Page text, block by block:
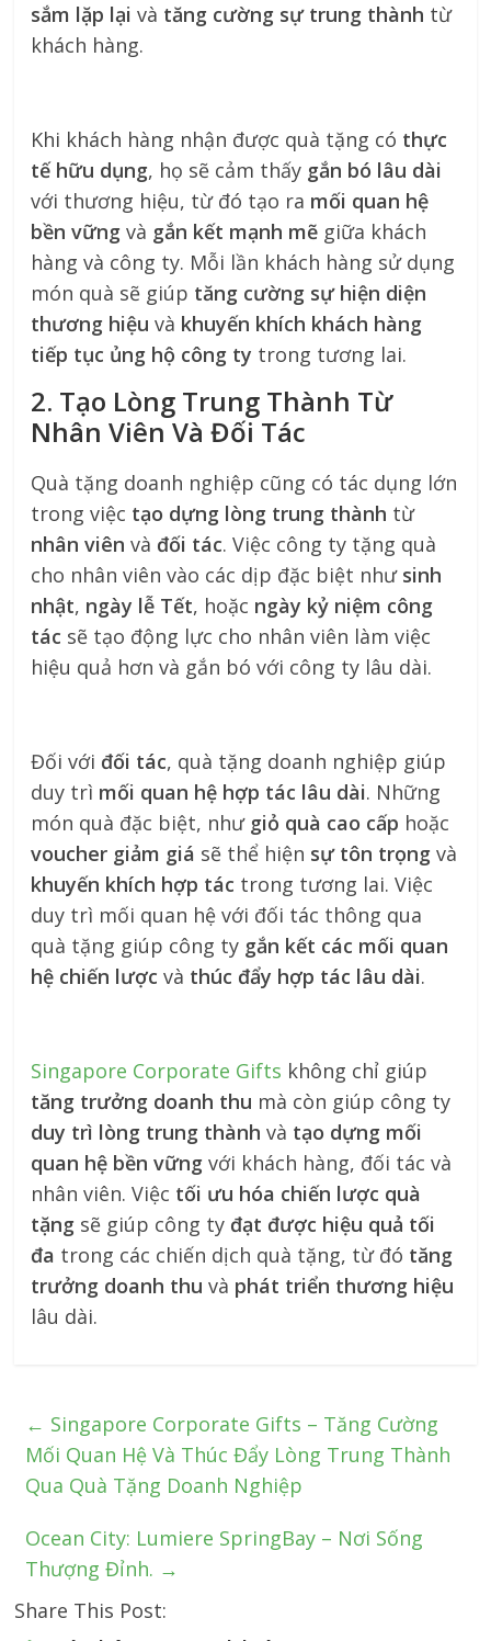
sắm lặp lại và tăng cường sự trung thành từ
khách hàng.
Khi khách hàng nhận được quà tặng có thực
tế hữu dụng, họ sẽ cảm thấy gắn bó lâu dài
với thương hiệu, từ đó tạo ra mối quan hệ
bền vững và gắn kết mạnh mẽ giữa khách
hàng và công ty. Mỗi lần khách hàng sử dụng
món quà sẽ giúp tăng cường sự hiện diện
thương hiệu và khuyến khích khách hàng
tiếp tục ủng hộ công ty trong tương lai.
2. Tạo Lòng Trung Thành Từ
Nhân Viên Và Đối Tác
Quà tặng doanh nghiệp cũng có tác dụng lớn
trong việc tạo dựng lòng trung thành từ
nhân viên và đối tác. Việc công ty tặng quà
cho nhân viên vào các dịp đặc biệt như sinh
nhật, ngày lễ Tết, hoặc ngày kỷ niệm công
tác sẽ tạo động lực cho nhân viên làm việc
hiệu quả hơn và gắn bó với công ty lâu dài.
Đối với đối tác, quà tặng doanh nghiệp giúp
duy trì mối quan hệ hợp tác lâu dài. Những
món quà đặc biệt, như giỏ quà cao cấp hoặc
voucher giảm giá sẽ thể hiện sự tôn trọng và
khuyến khích hợp tác trong tương lai. Việc
duy trì mối quan hệ với đối tác thông qua
quà tặng giúp công ty gắn kết các mối quan
hệ chiến lược và thúc đẩy hợp tác lâu dài.
Singapore Corporate Gifts không chỉ giúp
tăng trưởng doanh thu mà còn giúp công ty
duy trì lòng trung thành và tạo dựng mối
quan hệ bền vững với khách hàng, đối tác và
nhân viên. Việc tối ưu hóa chiến lược quà
tặng sẽ giúp công ty đạt được hiệu quả tối
đa trong các chiến dịch quà tặng, từ đó tăng
trưởng doanh thu và phát triển thương hiệu
lâu dài.
← Singapore Corporate Gifts – Tăng Cường
Mối Quan Hệ Và Thúc Đẩy Lòng Trung Thành
Qua Quà Tặng Doanh Nghiệp
Ocean City: Lumiere SpringBay – Nơi Sống
Thượng Đỉnh. →
Share This Post: